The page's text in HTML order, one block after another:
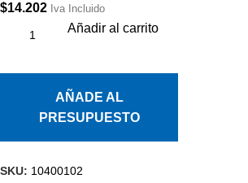
$14.202 Iva Incluido
Añadir al carrito
AÑADE AL
PRESUPUESTO
SKU: 10400102